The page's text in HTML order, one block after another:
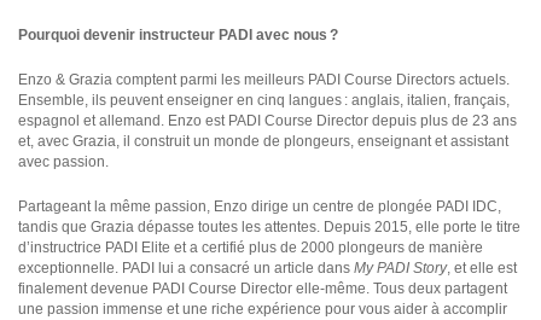
Pourquoi devenir instructeur PADI avec nous ?
Enzo & Grazia comptent parmi les meilleurs PADI Course Directors actuels.
Ensemble, ils peuvent enseigner en cinq langues : anglais, italien, français,
espagnol et allemand. Enzo est PADI Course Director depuis plus de 23 ans
et, avec Grazia, il construit un monde de plongeurs, enseignant et assistant
avec passion.
Partageant la même passion, Enzo dirige un centre de plongée PADI IDC,
tandis que Grazia dépasse toutes les attentes. Depuis 2015, elle porte le titre
d’instructrice PADI Elite et a certifié plus de 2000 plongeurs de manière
exceptionnelle. PADI lui a consacré un article dans My PADI Story, et elle est
finalement devenue PADI Course Director elle-même. Tous deux partagent
une passion immense et une riche expérience pour vous aider à accomplir